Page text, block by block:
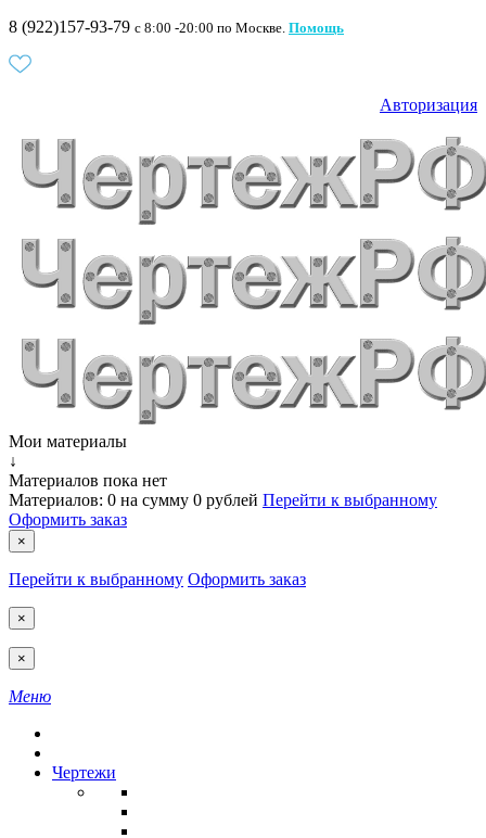
8 (922)157-93-79 c 8:00 -20:00 по Москве. Помощь
Авторизация
Мои материалы
↓
Материалов пока нет
Материалов: 0 на сумму 0 рублей Перейти к выбранному
Оформить заказ
×
Перейти к выбранному Оформить заказ
×
×
Меню
Чертежи